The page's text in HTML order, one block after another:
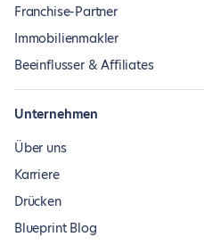
Franchise-Partner
Immobilienmakler
Beeinflusser & Affiliates
Unternehmen
Über uns
Karriere
Drücken
Blueprint Blog